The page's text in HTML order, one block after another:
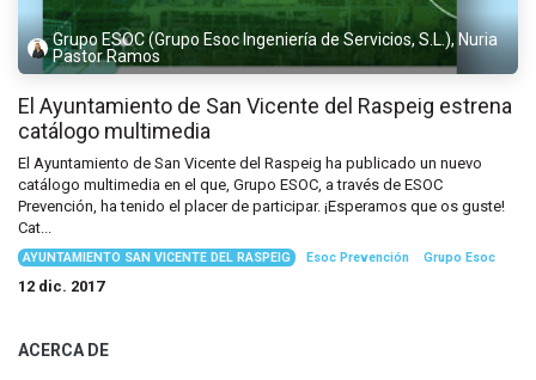
Grupo ESOC (Grupo Esoc Ingeniería de Servicios, S.L.), Nuria
Pastor Ramos
El Ayuntamiento de San Vicente del Raspeig estrena
catálogo multimedia
El Ayuntamiento de San Vicente del Raspeig ha publicado un nuevo
catálogo multimedia en el que, Grupo ESOC, a través de ESOC
Prevención, ha tenido el placer de participar. ¡Esperamos que os guste!
Cat...
AYUNTAMIENTO SAN VICENTE DEL RASPEIG Esoc Prevención Grupo Esoc
12 dic. 2017
ACERCA DE